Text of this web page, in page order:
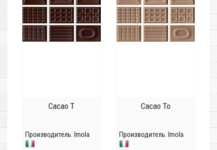
Cacao T
Производитель: Imola
Cacao To
Производитель: Imola